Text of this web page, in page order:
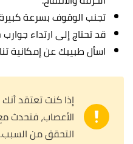
تجنب الوقوف بسرعة
قد تحتاج إلى ارتداء
اسأل طبيبك عن إمكانية
إذا كنت تعتقد
الأعصاب،
التحقق من السبب.